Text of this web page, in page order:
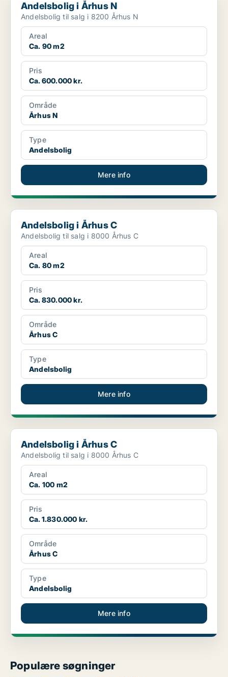
Andelsbolig i Århus N
Andelsbolig til salg i 8200 Århus N
Areal
Ca. 90 m2
Pris
Ca. 600.000 kr.
Område
Århus N
Type
Andelsbolig
Mere info
Andelsbolig i Århus C
Andelsbolig i Århus C
Andelsbolig til salg i 8000 Århus C
Areal
Ca. 80 m2
Pris
Ca. 830.000 kr.
Område
Århus C
Type
Andelsbolig
Mere info
Andelsbolig i Århus C
Andelsbolig i Århus C
Andelsbolig til salg i 8000 Århus C
Areal
Ca. 100 m2
Pris
Ca. 1.830.000 kr.
Område
Århus C
Type
Andelsbolig
Mere info
Populære søgninger